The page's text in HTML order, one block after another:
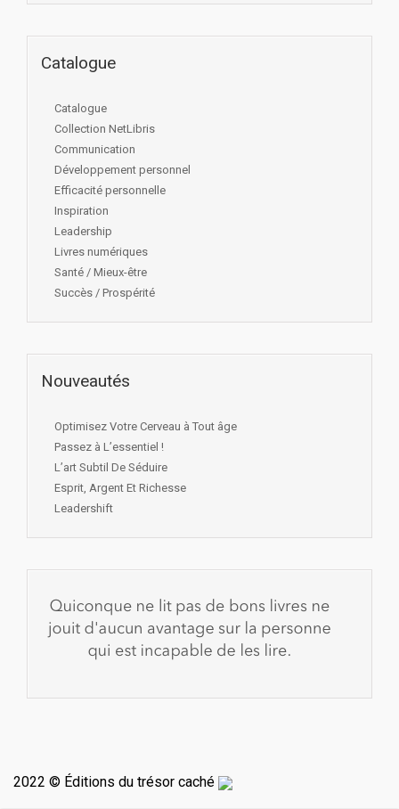
Catalogue
Catalogue
Collection NetLibris
Communication
Développement personnel
Efficacité personnelle
Inspiration
Leadership
Livres numériques
Santé / Mieux-être
Succès / Prospérité
Nouveautés
Optimisez Votre Cerveau à Tout âge
Passez à L’essentiel !
L’art Subtil De Séduire
Esprit, Argent Et Richesse
Leadershift
2022 © Éditions du trésor caché